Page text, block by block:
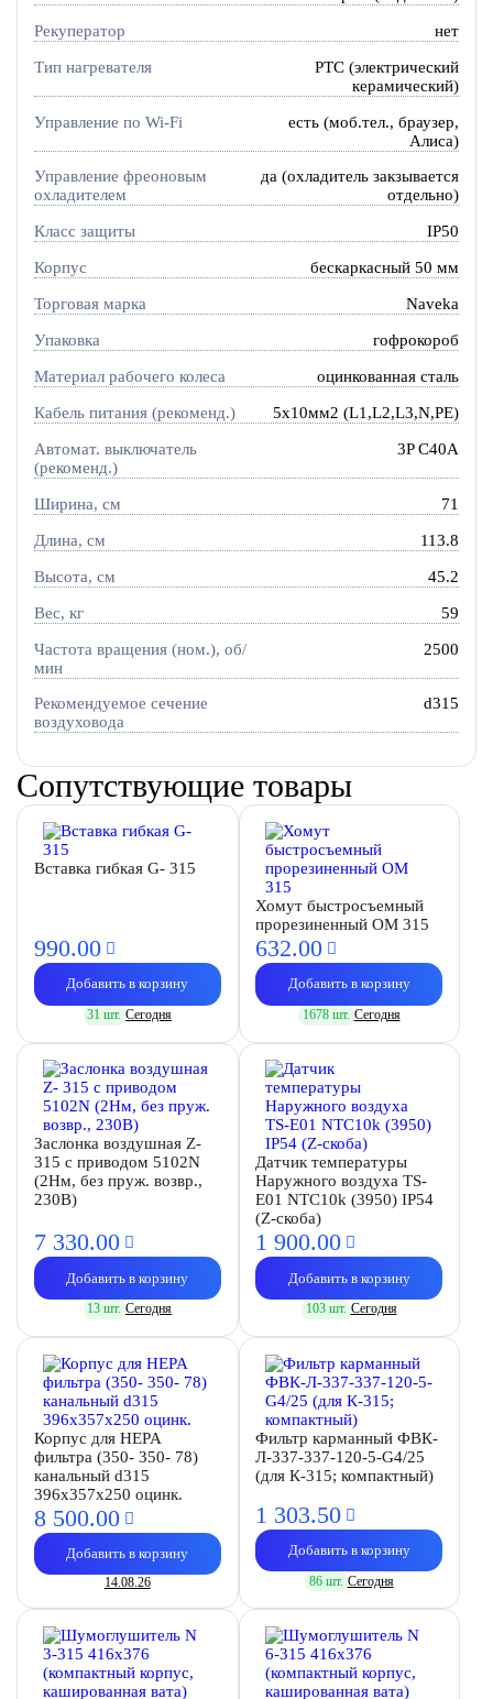
Рекуператор нет
Тип нагревателя
PTC (электрический
керамический)
Управление по Wi-Fi
есть (моб.тел., браузер,
Алиса)
Управление фреоновым
охладителем
да (охладитель закзывается
отдельно)
Класс защиты IP50
Корпус бескаркасный 50 мм
Торговая марка Naveka
Упаковка гофрокороб
Материал рабочего колеса оцинкованная сталь
Кабель питания (рекоменд.) 5х10мм2 (L1,L2,L3,N,PE)
Автомат. выключатель
(рекоменд.)
3P C40A
Ширина, см 71
Длина, см 113.8
Высота, см 45.2
Вес, кг 59
Частота вращения (ном.), об/
мин
2500
Рекомендуемое сечение
воздуховода
d315
Сопутствующие товары
Вставка гибкая G- 315
990.00
Добавить в корзину
31 шт. Сегодня
Хомут быстросъемный
прорезиненный OM 315
632.00
Добавить в корзину
1678 шт. Сегодня
Заслонка воздушная Z-
315 с приводом 5102N
(2Нм, без пруж. возвр.,
230В)
7 330.00
Добавить в корзину
13 шт. Сегодня
Датчик температуры
Наружного воздуха TS-
E01 NTC10k (3950) IP54
(Z-скоба)
1 900.00
Добавить в корзину
103 шт. Сегодня
Корпус для HEPA
фильтра (350- 350- 78)
канальный d315
396х357х250 оцинк.
8 500.00
Добавить в корзину
14.08.26
Фильтр карманный ФВК-
Л-337-337-120-5-G4/25
(для К-315; компактный)
1 303.50
Добавить в корзину
86 шт. Сегодня